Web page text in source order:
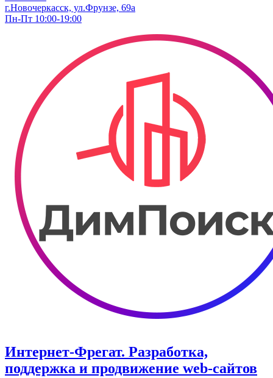
г.Новочеркасск, ул.Фрунзе, 69а
Пн-Пт 10:00-19:00
Интернет-Фрегат. Разработка,
поддержка и продвижение web-сайтов